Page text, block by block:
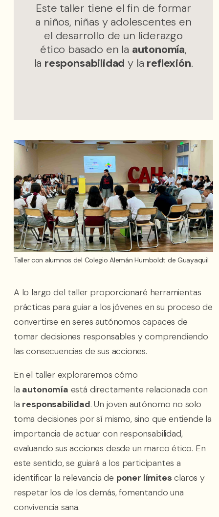
Este taller tiene el fin de formar
a niños, niñas y adolescentes en
el desarrollo de un liderazgo
ético basado en la autonomía,
la responsabilidad y la reflexión.
Taller con alumnos del Colegio Alemán Humboldt de Guayaquil
A lo largo del taller proporcionaré herramientas
prácticas para guiar a los jóvenes en su proceso de
convertirse en seres autónomos capaces de
tomar decisiones responsables y comprendiendo
las consecuencias de sus acciones.
En el taller exploraremos cómo
la autonomía está directamente relacionada con
la responsabilidad. Un joven autónomo no solo
toma decisiones por sí mismo, sino que entiende la
importancia de actuar con responsabilidad,
evaluando sus acciones desde un marco ético. En
este sentido, se guiará a los participantes a
identificar la relevancia de poner límites claros y
respetar los de los demás, fomentando una
convivencia sana.